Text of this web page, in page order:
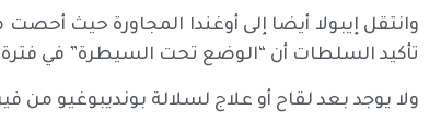
تأكيد السلطات أن “الوضع تحت السيطرة” في
ولا يوجد بعد لقاح أو علاج لسلالة بونديبوغيو من